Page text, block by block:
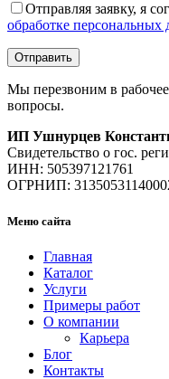
Отправляя заявку, я
обработке персональных
Мы перезвоним в
вопросы.
ИП Ушнурцев
Свидетельство о гос.
ИНН: 505397121761
ОГРНИП:
Меню сайта
Главная
Каталог
Услуги
Примеры работ
О компании
Карьера
Блог
Контакты